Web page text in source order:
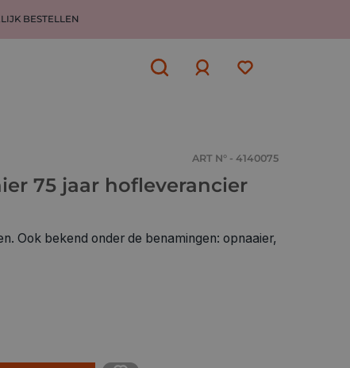
BESTELLEN
ART N° - 4140075
75 jaar hofleverancier
Ook bekend onder de benamingen: opnaaier,